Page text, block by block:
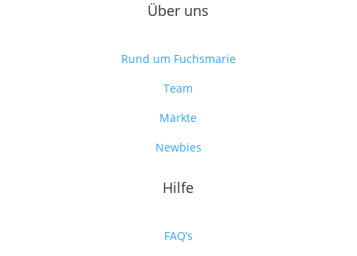
Über uns
Rund um Fuchsmarie
Team
Märkte
Newbies
Hilfe
FAQ’s